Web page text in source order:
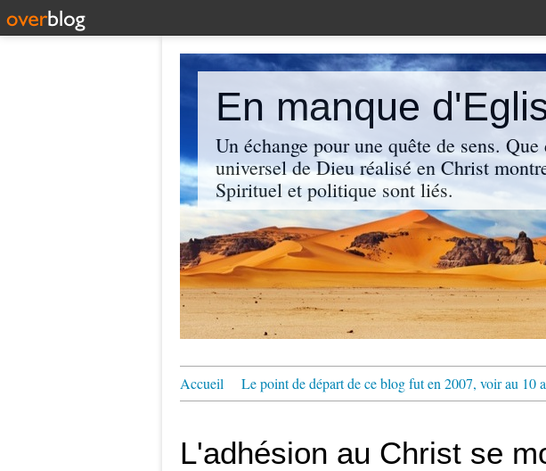
En manque
Un échange pour une quête de sens.
universel de Dieu réalisé en Christ
Spirituel et politique sont liés.
Accueil Le point de départ de ce blog fut en 2007, voir au 10
L'adhésion au Christ se